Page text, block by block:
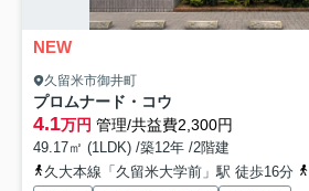
NEW
久留米市御井町
プロムナード・コウ
4.1万円 管理/共益費2,300円
49.17㎡ (1LDK) /築12年 /2階建
久大本線「久留米大学前」駅 徒歩16分